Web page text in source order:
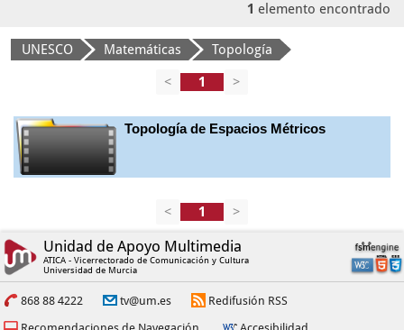
1 elemento encontrado
UNESCO Matemáticas
Topología
<
>
Topología de Espacios Métricos
< >
Unidad de Apoyo Multimedia
ATICA - Vicerrectorado de Comunicación y Cultura
Universidad de Murcia
868 88 4222 tv@um.es
Redifusión RSS